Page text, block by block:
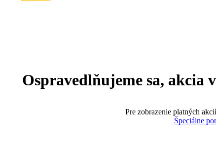
Ospravedlňujeme sa, akcia
Pre zobrazenie platných
Špeciálne